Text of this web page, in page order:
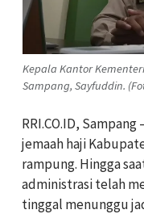
Kepala Kantor
Sampang, Sayfuddin.
RRI.CO.ID,
jemaah haji
rampung. Hingga
administrasi telah
tinggal menunggu